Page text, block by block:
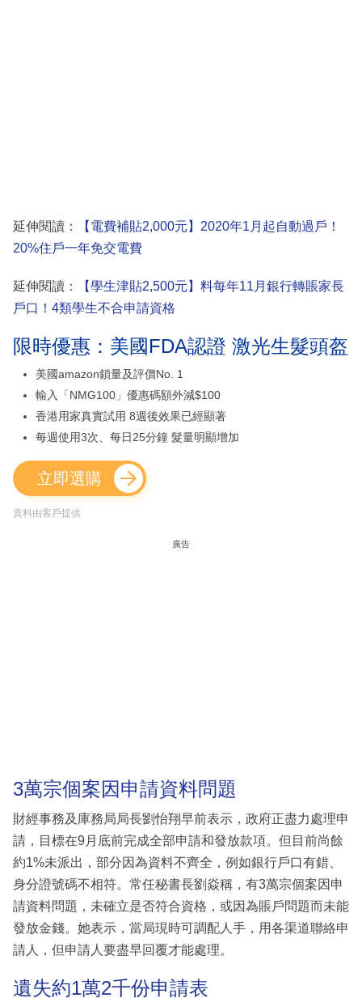
延伸閱讀：
【電費補貼2,000元】2020年1月起自動過戶！
20%住戶一年免交電費
延伸閱讀：
【學生津貼2,500元】料每年11月銀行轉賬家長
戶口！4類學生不合申請資格
限時優惠：美國FDA認證 激光生髮頭盔
美國amazon鎖量及評價No. 1
輸入「NMG100」優惠碼額外減$100
香港用家真實試用 8週後效果已經顯著
每週使用3次、每日25分鐘 髮量明顯增加
立即選購
資料由客戶提供
廣告
3萬宗個案因申請資料問題
財經事務及庫務局局長劉怡翔早前表示，政府正盡力處理申
請，目標在9月底前完成全部申請和發放款項。但目前尚餘
約1%未派出，部分因為資料不齊全，例如銀行戶口有錯、
身分證號碼不相符。常任秘書長劉焱稱，有3萬宗個案因申
請資料問題，未確立是否符合資格，或因為賬戶問題而未能
發放金錢。她表示，當局現時可調配人手，用各渠道聯絡申
請人，但申請人要盡早回覆才能處理。
遺失約1萬2千份申請表